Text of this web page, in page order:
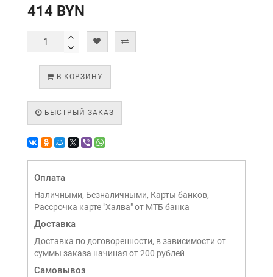
414 BYN
В КОРЗИНУ
БЫСТРЫЙ ЗАКАЗ
Оплата
Наличными, Безналичными, Карты банков,
Рассрочка карте "Халва" от МТБ банка
Доставка
Доставка по договоренности, в зависимости от
суммы заказа начиная от 200 рублей
Самовывоз